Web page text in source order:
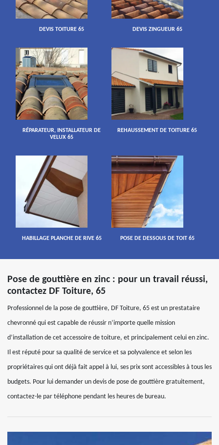
DEVIS TOITURE 65 DEVIS ZINGUEUR 65
RÉPARATEUR, INSTALLATEUR DE
VELUX 65
REHAUSSEMENT DE TOITURE 65
HABILLAGE PLANCHE DE RIVE 65 POSE DE DESSOUS DE TOIT 65
Pose de gouttière en zinc : pour un travail réussi,
contactez DF Toiture, 65
Professionnel de la pose de gouttière, DF Toiture, 65 est un prestataire
chevronné qui est capable de réussir n’importe quelle mission
d’installation de cet accessoire de toiture, et principalement celui en zinc.
Il est réputé pour sa qualité de service et sa polyvalence et selon les
propriétaires qui ont déjà fait appel à lui, ses prix sont accessibles à tous les
budgets. Pour lui demander un devis de pose de gouttière gratuitement,
contactez-le par téléphone pendant les heures de bureau.